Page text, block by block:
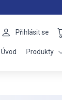
Přihlásit se
Úvod Produkty